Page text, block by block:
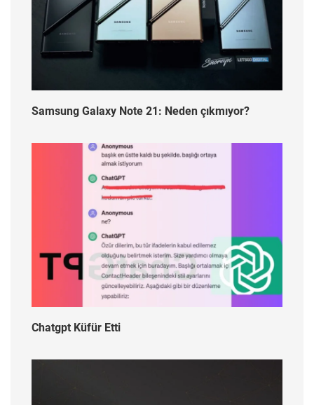
Samsung Galaxy Note 21: Neden çıkmıyor?
Chatgpt Küfür Etti